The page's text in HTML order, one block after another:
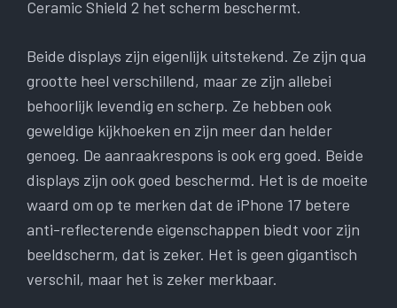
Ceramic Shield 2 het scherm beschermt.
Beide displays zijn eigenlijk uitstekend. Ze zijn qua
grootte heel verschillend, maar ze zijn allebei
behoorlijk levendig en scherp. Ze hebben ook
geweldige kijkhoeken en zijn meer dan helder
genoeg. De aanraakrespons is ook erg goed. Beide
displays zijn ook goed beschermd. Het is de moeite
waard om op te merken dat de iPhone 17 betere
anti-reflecterende eigenschappen biedt voor zijn
beeldscherm, dat is zeker. Het is geen gigantisch
verschil, maar het is zeker merkbaar.